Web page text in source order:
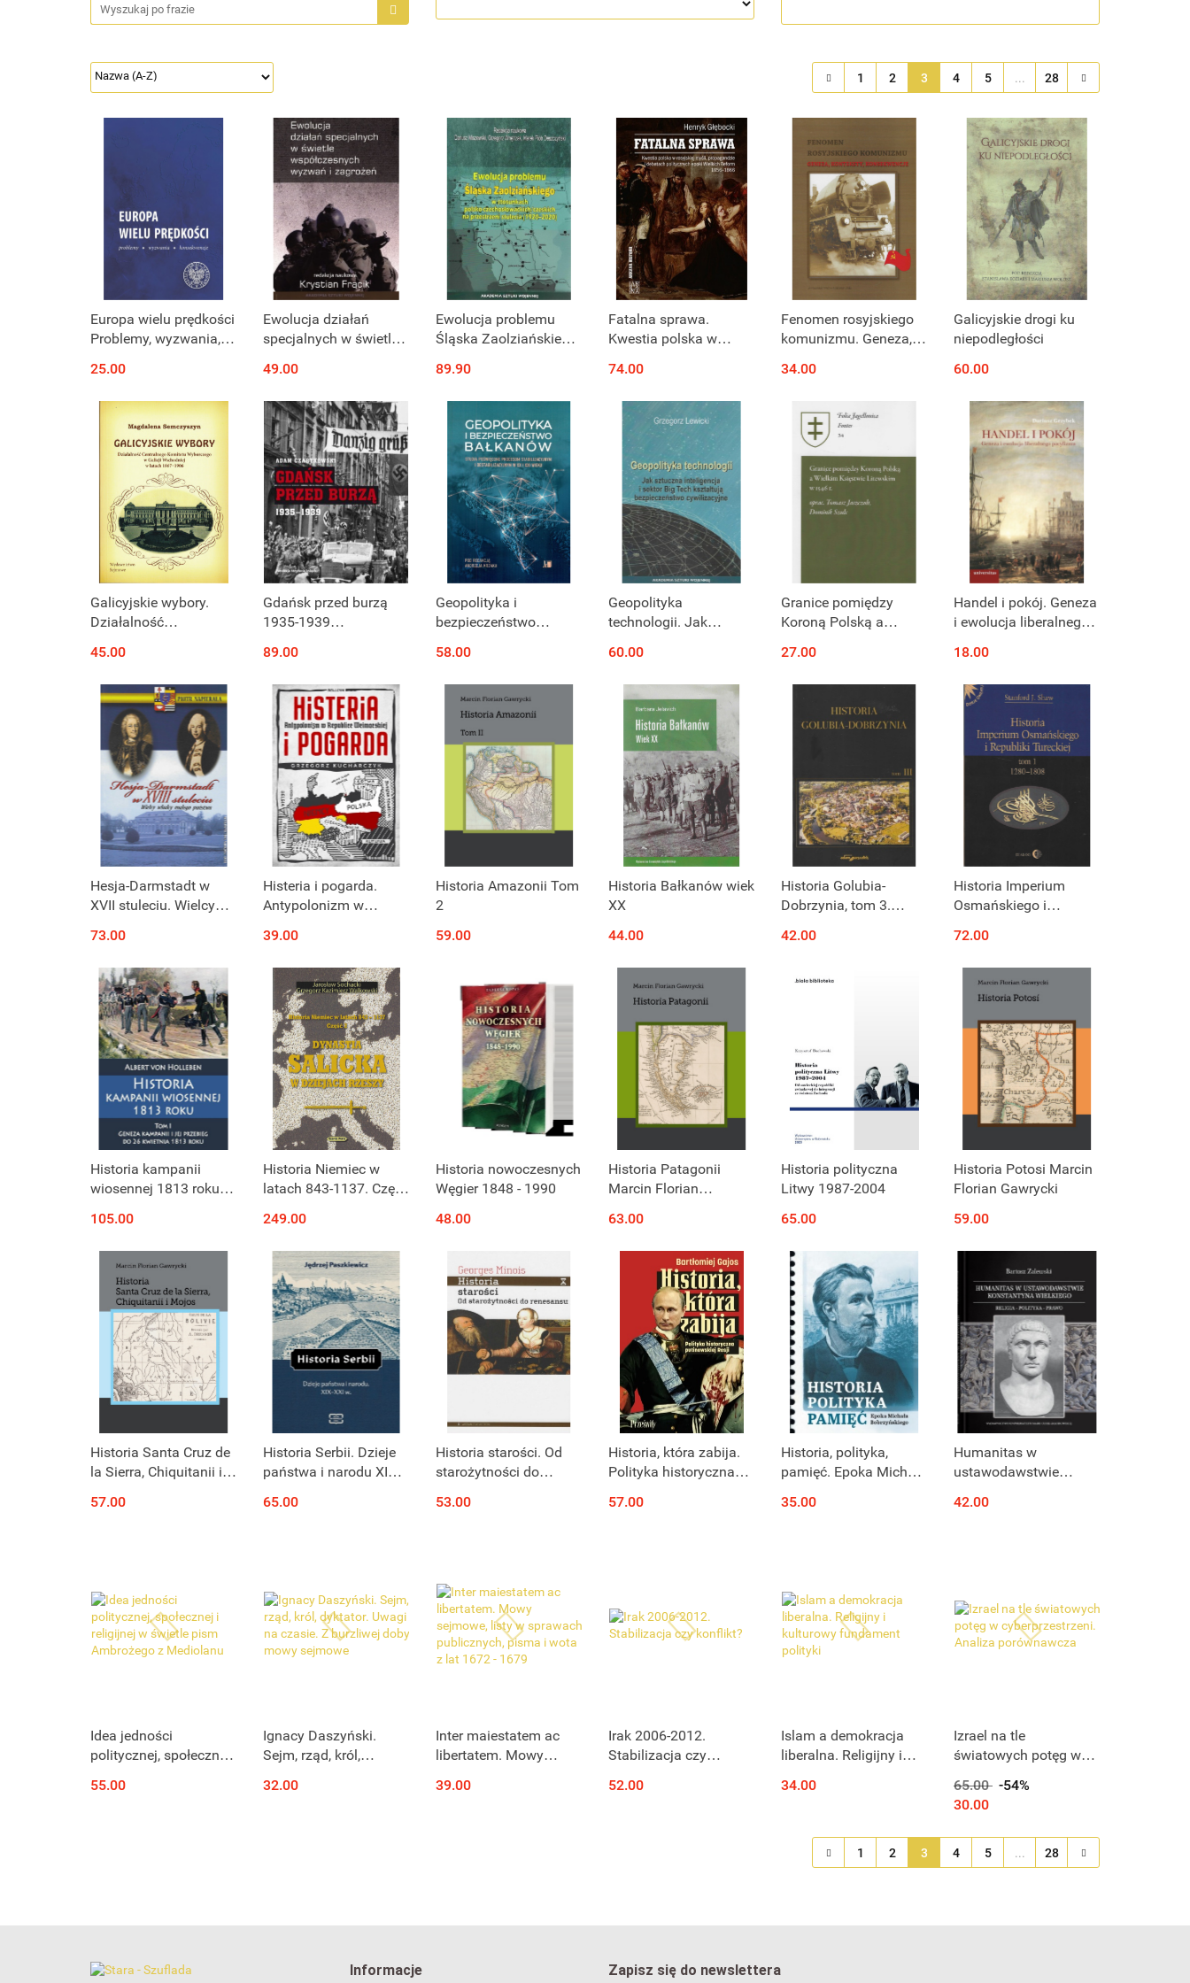
1 2 3 4 5 ... 28
Europa wielu prędkości
Problemy, wyzwania,
25.00
Ewolucja działań
specjalnych w świetle
wyzwań i zagrożeń
49.00
Ewolucja problemu
Śląska Zaolziańskiego
czechosłowackich /
czeskich na przestrzeni
stulecia (1920 - 2020)
89.90
Fatalna sprawa.
Kwestia polska w
propagandzie i
debatach politycznych
epoki Wielkich Reform
1856-1866
74.00
Fenomen rosyjskiego
komunizmu. Geneza,
konsekwencje
34.00
Galicyjskie drogi ku
niepodległości
60.00
Galicyjskie wybory.
Działalność
Wyborczego w Galicji
Wschodniej w latach
1867-1906
45.00
Gdańsk przed burzą
1935-1939
Gdańska dla Kuriera
Warszawskiego Tom 2
89.00
Geopolityka i
bezpieczeństwo
poświęcone procesom
stabilizacyjnym i
destabilizacyjnym w
XX i XXI wieku
58.00
Geopolityka
technologii. Jak
sektor Big Tech
kształtują
bezpieczeństwo
cywilizacyjne
60.00
Granice pomiędzy
Koroną Polską a
Litewskim Fontes 34
27.00
Handel i pokój. Geneza
i ewolucja liberalnego
18.00
Hesja-Darmstadt w
XVII stuleciu. Wielcy
państwa
73.00
Histeria i pogarda.
Antypolonizm w
39.00
Historia Amazonii Tom
2
59.00
Historia Bałkanów wiek
XX
44.00
Historia Golubia-
Dobrzynia, tom 3.
Dobrzynia w latach
42.00
Historia Imperium
Osmańskiego i
Tom I 1280-1808
72.00
Historia kampanii
wiosennej 1813 roku.
105.00
Historia Niemiec w
latach 843-1137. Część
dziejach Rzeszy
249.00
Historia nowoczesnych
Węgier 1848 - 1990
48.00
Historia Patagonii
Marcin Florian
63.00
Historia polityczna
Litwy 1987-2004
65.00
Historia Potosi Marcin
Florian Gawrycki
59.00
Historia Santa Cruz de
la Sierra, Chiquitanii i
57.00
Historia Serbii. Dzieje
państwa i narodu XIX -
65.00
Historia starości. Od
starożytności do
53.00
Historia, która zabija.
Polityka historyczna
57.00
Historia, polityka,
pamięć. Epoka Michała
35.00
Humanitas w
ustawodawstwie
Wielkiego. Religia -
42.00
Idea jedności
politycznej, społecznej
pism Ambrożego z
55.00
Ignacy Daszyński.
Sejm, rząd, król,
czasie. Z burzliwej
32.00
Inter maiestatem ac
libertatem. Mowy
sprawach publicznych,
39.00
Irak 2006-2012.
Stabilizacja czy
52.00
Islam a demokracja
liberalna. Religijny i
polityki
34.00
Izrael na tle
światowych potęg w
Analiza porównawcza
65.00 -54%
30.00
1 2 3 4 5 ... 28
Informacje Zapisz się do newslettera